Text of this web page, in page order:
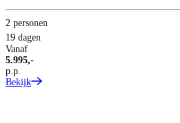
2 personen
19 dagen
Vanaf
5.995,-
p.p.
Bekijk